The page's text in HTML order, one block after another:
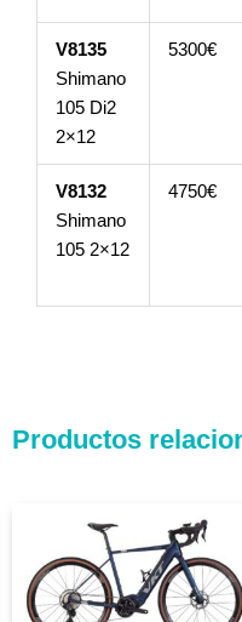
V8135
Shimano
105 Di2
2×12
5300€
V8132
Shimano
105 2×12
4750€
Productos